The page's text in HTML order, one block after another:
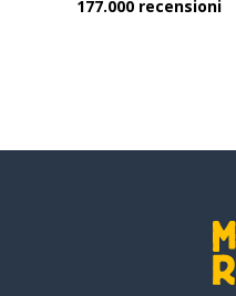
177.000 recensioni